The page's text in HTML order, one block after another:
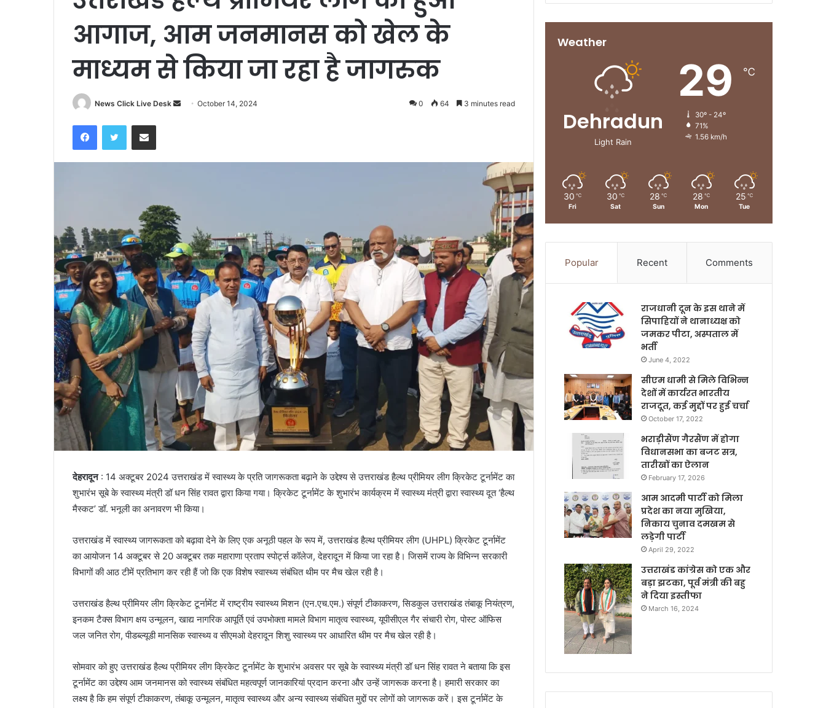
आगाज, आम जनमानस को खेल के
माध्यम से किया जा रहा है जागरुक
News Click Live Desk
a
a
i
l
October 14, 2024 0 64 3 minutes read
देहरादून: 14 अक्टूबर 2024 उत्तराखंड में स्वास्थ्य के प्रति जागरूकता बढ़ाने के उद्देश्य से उत्तराखंड हैल्थ प्रीमियर लीग क्रिकेट टूर्नामेंट का
शुभारंभ सूबे के स्वास्थ्य मंत्री डॉ धन सिंह रावत द्वारा किया गया। क्रिकेट टूर्नामेंट के शुभारंभ कार्यक्रम में स्वास्थ्य मंत्री द्वारा स्वास्थ्य दूत ‘हैल्थ
मैस्कट’ डॉ. भनूली का अनावरण भी किया।
उत्तराखंड में स्वास्थ्य जागरूकता को बढ़ावा देने के लिए एक अनूठी पहल के रूप में, उत्तराखंड हैल्थ प्रीमियर लीग (UHPL) क्रिकेट टूर्नामेंट
का आयोजन 14 अक्टूबर से 20 अक्टूबर तक महाराणा प्रताप स्पोर्ट्स कॉलेज, देहरादून में किया जा रहा है। जिसमें राज्य के विभिन्न सरकारी
विभागों की आठ टीमें प्रतिभाग कर रही हैं जो कि एक विशेष स्वास्थ्य संबंधित थीम पर मैच खेल रही है।
उत्तराखंड हैल्थ प्रीमियर लीग क्रिकेट टूर्नामेंट में राष्ट्रीय स्वास्थ्य मिशन (एन.एच.एम.) संपूर्ण टीकाकरण, सिडकुल उत्तराखंड तंबाकू नियंत्रण,
इनकम टैक्स विभाग क्षय उन्मूलन, खाद्य नागरिक आपूर्ति एवं उपभोक्ता मामले विभाग मातृत्व स्वास्थ्य, यूपीसीएल गैर संचारी रोग, पोस्ट ऑफिस
जल जनित रोग, पीडब्ल्यूडी मानसिक स्वास्थ्य व सीएमओ देहरादून शिशु स्वास्थ्य पर आधारित थीम पर मैच खेल रही है।
सोमवार को हुए उत्तराखंड हैल्थ प्रीमियर लीग क्रिकेट टूर्नामेंट के शुभारंभ अवसर पर सूबे के स्वास्थ्य मंत्री डॉ धन सिंह रावत ने बताया कि इस
टूर्नामेंट का उद्देश्य आम जनमानस को स्वास्थ्य संबंधित महत्वपूर्ण जानकारियां प्रदान करना और उन्हें जागरूक करना है। हमारी सरकार का
लक्ष्य है कि हम संपूर्ण टीकाकरण, तंबाकू उन्मूलन, मातृत्व स्वास्थ्य और अन्य स्वास्थ्य संबंधित मुद्दों पर लोगों को जागरूक करें। इस टूर्नामेंट के
Weather
Dehradun
Light Rain
29 ℃
30º - 24º
71%
1.56 km/h
30 ℃
Fri
30 ℃
Sat
28 ℃
Sun
28 ℃
Mon
25 ℃
Tue
Popular Recent Comments
राजधानी दून के इस थाने में
सिपाहियों ने थानाध्यक्ष को
जमकर पीटा, अस्पताल में
भर्ती
June 4, 2022
सीएम धामी से मिले विभिन्न
देशों में कार्यरत भारतीय
राजदूत, कई मुद्दों पर हुई चर्चा
October 17, 2022
भराड़ीसैंण गैरसैंण में होगा
विधानसभा का बजट सत्र,
तारीखों का ऐलान
February 17, 2026
आम आदमी पार्टी को मिला
प्रदेश का नया मुखिया,
निकाय चुनाव दमखम से
लड़ेगी पार्टी
April 29, 2022
उत्तराखंड कांग्रेस को एक और
बड़ा झटका, पूर्व मंत्री की बहु
ने दिया इस्तीफा
March 16, 2024